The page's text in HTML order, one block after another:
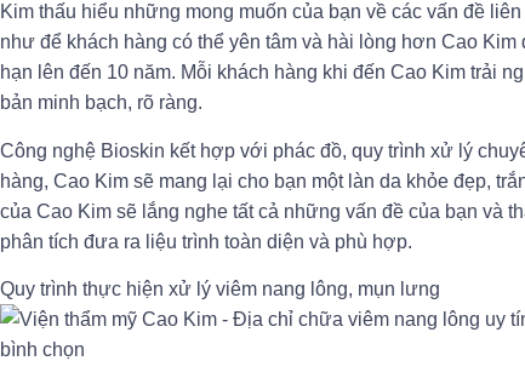
Kim thấu hiểu những mong muốn của bạn về các vấn đề
như để khách hàng có thể yên tâm và hài lòng hơn Cao
hạn lên đến 10 năm. Mỗi khách hàng khi đến Cao Kim trải
bản minh bạch, rõ ràng.
Công nghệ Bioskin kết hợp với phác đồ, quy trình xử lý
hàng, Cao Kim sẽ mang lại cho bạn một làn da khỏe đẹp,
của Cao Kim sẽ lắng nghe tất cả những vấn đề của bạn và
phân tích đưa ra liệu trình toàn diện và phù hợp.
Quy trình thực hiện xử lý viêm nang lông, mụn lưng